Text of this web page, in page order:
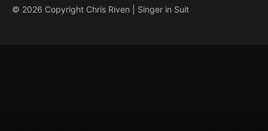
© 2026 Copyright Chris Riven | Singer in Suit